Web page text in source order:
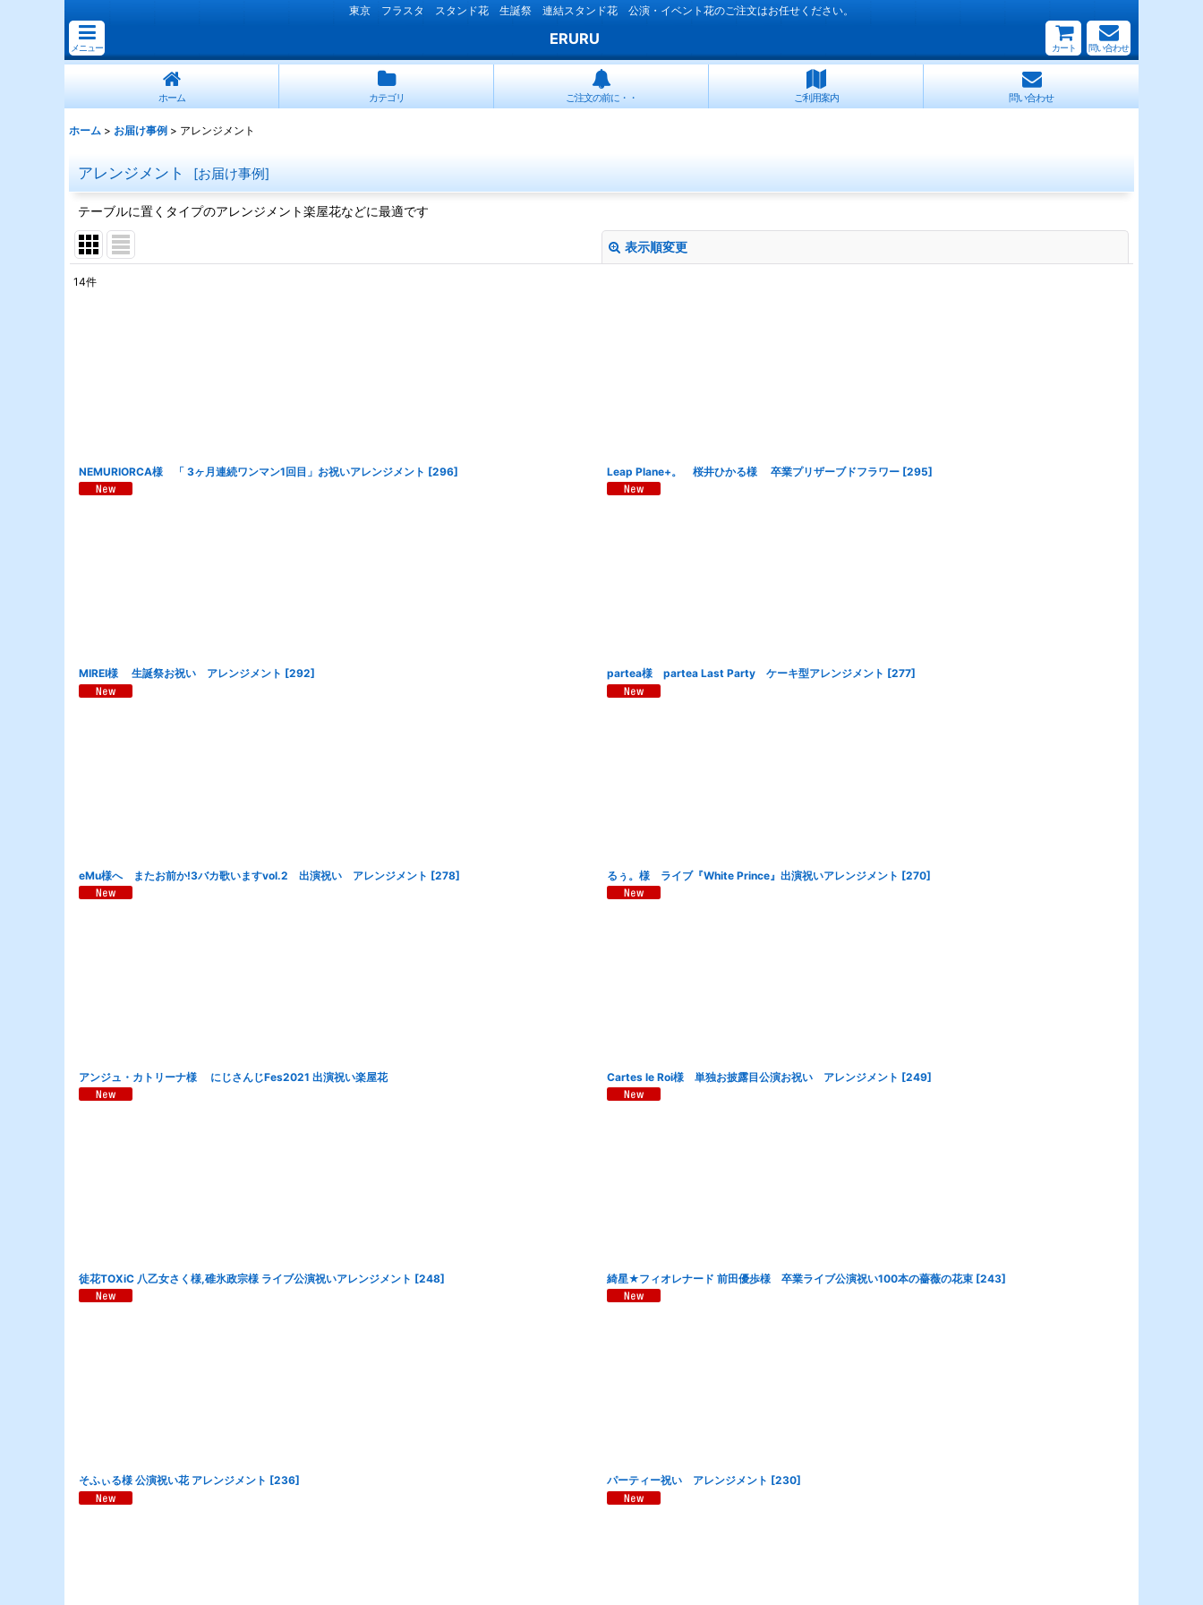
東京 フラスタ スタンド花 生誕祭 連結スタンド花 公演・イベント花のご注文はお任せください。
メニュー
ERURU
カート 問い合わせ
ホーム カテゴリ ご注文の前に・・ ご利用案内 問い合わせ
ホーム > お届け事例 > アレンジメント
アレンジメント [お届け事例]
テーブルに置くタイプのアレンジメント楽屋花などに最適です
表示順変更
14件
NEMURIORCA様 「 3ヶ月連続ワンマン1回目」お祝いアレンジメント [296] Leap Plane+。 桜井ひかる様 卒業プリザーブドフラワー [295]
MIREI様 生誕祭お祝い アレンジメント [292] partea様 partea Last Party ケーキ型アレンジメント [277]
eMu様へ またお前か!3バカ歌いますvol.2 出演祝い アレンジメント [278] るぅ。様 ライブ『White Prince』出演祝いアレンジメント [270]
アンジュ・カトリーナ様 にじさんじFes2021 出演祝い楽屋花 Cartes le Roi様 単独お披露目公演お祝い アレンジメント [249]
徒花TOXiC 八乙女さく様,碓氷政宗様 ライブ公演祝いアレンジメント [248] 綺星★フィオレナード 前田優歩様 卒業ライブ公演祝い100本の薔薇の花束 [243]
そふぃる様 公演祝い花 アレンジメント [236] パーティー祝い アレンジメント [230]